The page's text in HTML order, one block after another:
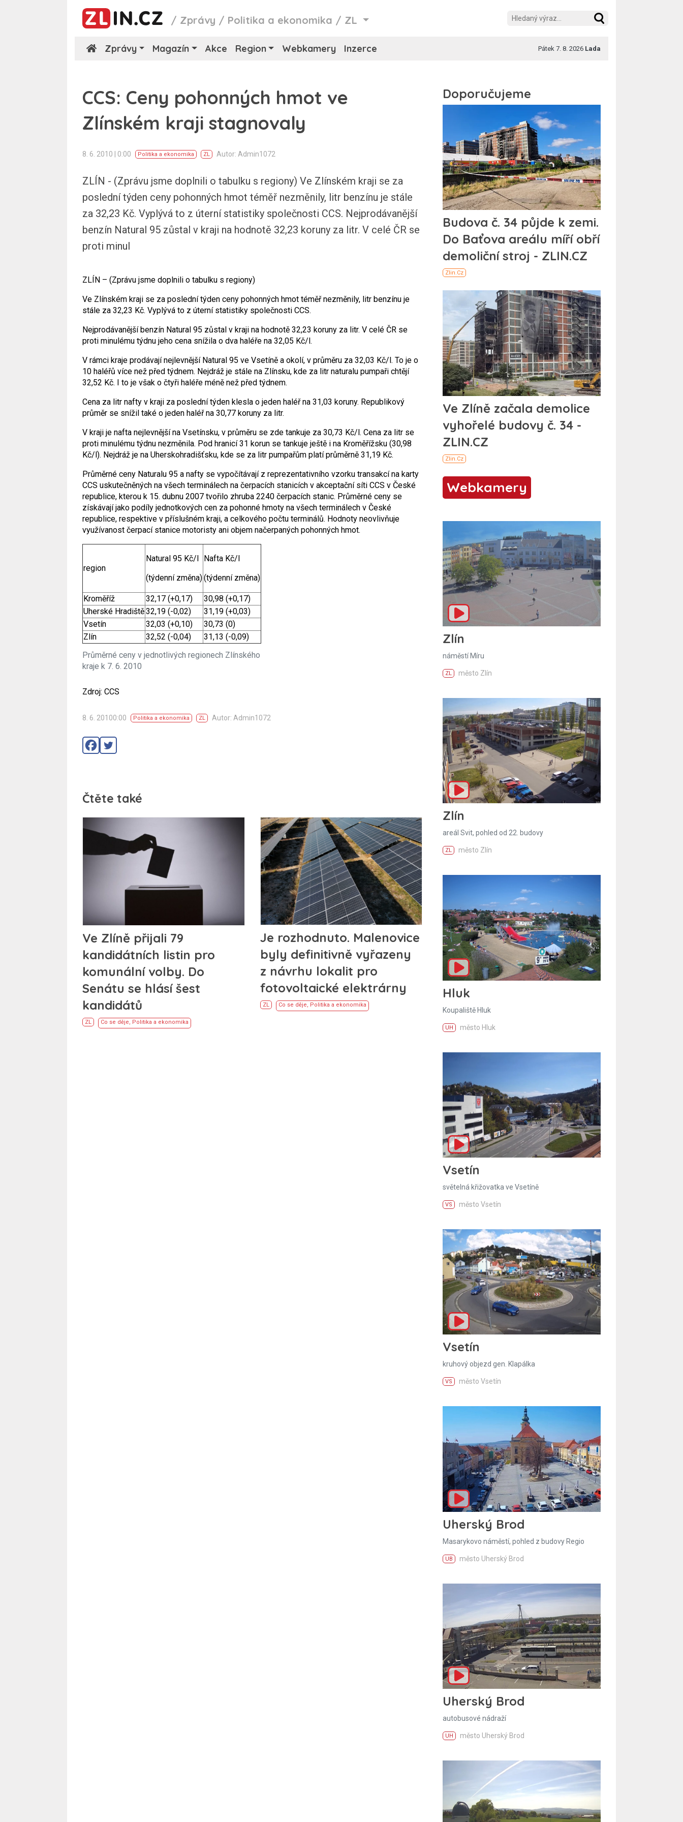
/ Zprávy / Politika a ekonomika / ZL
Zprávy Magazín Akce Region Webkamery Inzerce Pátek 7. 8. 2026 Lada
CCS: Ceny pohonných hmot ve
Zlínském kraji stagnovaly
8. 6. 2010 | 0:00 Politika a ekonomika ZL Autor: Admin1072
ZLÍN - (Zprávu jsme doplnili o tabulku s regiony) Ve Zlínském kraji se za
poslední týden ceny pohonných hmot téměř nezměnily, litr benzínu je stále
za 32,23 Kč. Vyplývá to z úterní statistiky společnosti CCS. Nejprodávanější
benzín Natural 95 zůstal v kraji na hodnotě 32,23 koruny za litr. V celé ČR se
proti minul
ZLÍN – (Zprávu jsme doplnili o tabulku s regiony)
Ve Zlínském kraji se za poslední týden ceny pohonných hmot téměř nezměnily, litr benzínu je
stále za 32,23 Kč. Vyplývá to z úterní statistiky společnosti CCS.
Nejprodávanější benzín Natural 95 zůstal v kraji na hodnotě 32,23 koruny za litr. V celé ČR se
proti minulému týdnu jeho cena snížila o dva haléře na 32,05 Kč/l.
V rámci kraje prodávají nejlevnější Natural 95 ve Vsetíně a okolí, v průměru za 32,03 Kč/l. To je o
10 haléřů více než před týdnem. Nejdráž je stále na Zlínsku, kde za litr naturalu pumpaři chtějí
32,52 Kč. I to je však o čtyři haléře méně než před týdnem.
Cena za litr nafty v kraji za poslední týden klesla o jeden haléř na 31,03 koruny. Republikový
průměr se snížil také o jeden haléř na 30,77 koruny za litr.
V kraji je nafta nejlevnější na Vsetínsku, v průměru se zde tankuje za 30,73 Kč/l. Cena za litr se
proti minulému týdnu nezměnila. Pod hranicí 31 korun se tankuje ještě i na Kroměřížsku (30,98
Kč/l). Nejdráž je na Uherskohradišťsku, kde se za litr pumpařům platí průměrně 31,19 Kč.
Průměrné ceny Naturalu 95 a nafty se vypočítávají z reprezentativního vzorku transakcí na karty
CCS uskutečněných na všech terminálech na čerpacích stanicích v akceptační síti CCS v České
republice, kterou k 15. dubnu 2007 tvořilo zhruba 2240 čerpacích stanic. Průměrné ceny se
získávají jako podíly jednotkových cen za pohonné hmoty na všech terminálech v České
republice, respektive v příslušném kraji, a celkového počtu terminálů. Hodnoty neovlivňuje
využívanost čerpací stanice motoristy ani objem načerpaných pohonných hmot.
Průměrné ceny v jednotlivých regionech Zlínského
kraje k 7. 6. 2010
region
Natural 95 Kč/l
(týdenní změna)
Nafta Kč/l
(týdenní změna)
Kroměříž 32,17 (+0,17)
30,98 (+0,17)
Uherské Hradiště32,19 (-0,02)
31,19 (+0,03)
Vsetín
32,03 (+0,10)
30,73 (0)
Zlín
32,52 (-0,04) 31,13 (-0,09)
Zdroj: CCS
8. 6. 20100:00 Politika a ekonomika ZL Autor: Admin1072
Čtěte také
Ve Zlíně přijali 79
kandidátních listin pro
komunální volby. Do
Senátu se hlásí šest
kandidátů
ZL Co se děje, Politika a ekonomika
Je rozhodnuto. Malenovice
byly definitivně vyřazeny
z návrhu lokalit pro
fotovoltaické elektrárny
ZL Co se děje, Politika a ekonomika
Webkamery
Zlín
náměstí Míru
ZL město Zlín
Zlín
areál Svit, pohled od 22. budovy
ZL město Zlín
Hluk
Koupaliště Hluk
UH město Hluk
Vsetín
světelná křižovatka ve Vsetíně
VS město Vsetín
Vsetín
kruhový objezd gen. Klapálka
VS město Vsetín
Uherský Brod
Masarykovo náměstí, pohled z budovy Regio
UB město Uherský Brod
Uherský Brod
autobusové nádraží
UH město Uherský Brod